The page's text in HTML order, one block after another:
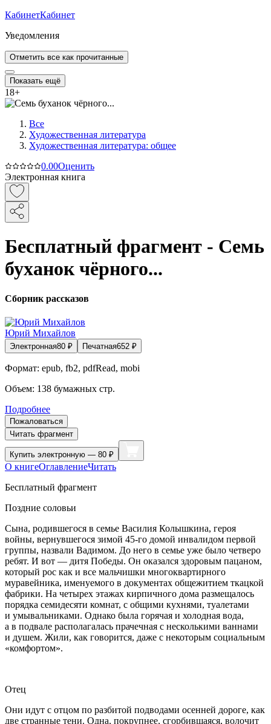
КабинетКабинет
Уведомления
Отметить все как прочитанные
Показать ещё
18+
Все
Художественная литература
Художественная литература: общее
0.00Оценить
Электронная книга
Бесплатный фрагмент - Семь
буханок чёрного...
Сборник рассказов
Юрий Михайлов
Электронная80 ₽ Печатная652 ₽
Формат: epub, fb2, pdfRead, mobi
Объем: 138 бумажных стр.
Подробнее
Пожаловаться
Читать фрагмент
Купить электронную — 80 ₽
О книгеОглавлениеЧитать
Бесплатный фрагмент
Поздние соловьи
Сына, родившегося в семье Василия Колышкина, героя
войны, вернувшегося зимой 45-го домой инвалидом первой
группы, назвали Вадимом. До него в семье уже было четверо
ребят. И вот — дитя Победы. Он оказался здоровым пацаном,
который рос как и все мальчишки многоквартирного
муравейника, именуемого в документах общежитием ткацкой
фабрики. На четырех этажах кирпичного дома размещалось
порядка семидесяти комнат, с общими кухнями, туалетами
и умывальниками. Однако была горячая и холодная вода,
а в подвале располагалась прачечная с несколькими ваннами
и душем. Жили, как говорится, даже с некоторым социальным
«комфортом».
Отец
Они идут с отцом по разбитой подводами осенней дороге, как
две странные тени. Одна, покрупнее, сгорбившаяся, волочит